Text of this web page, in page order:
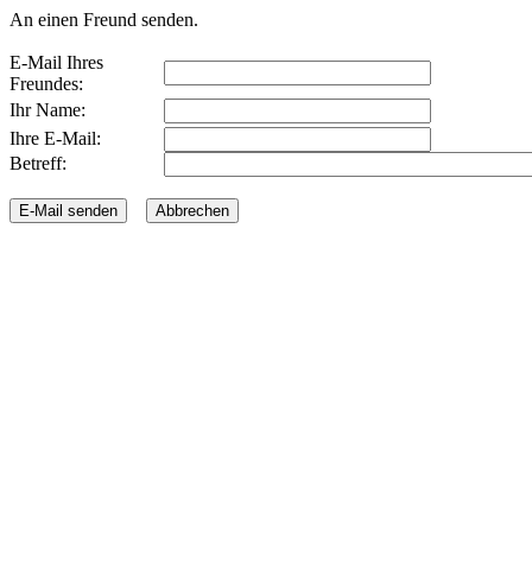
An einen Freund senden.
E-Mail Ihres
Freundes:
Ihr Name:
Ihre E-Mail:
Betreff: